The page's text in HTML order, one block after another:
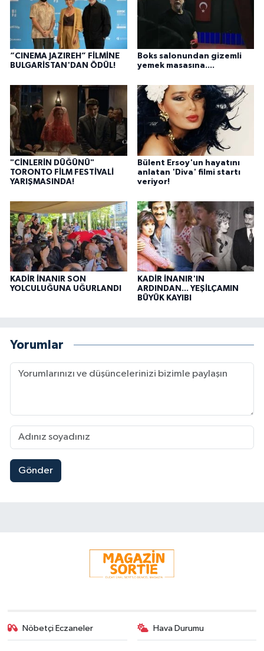
“CINEMA JAZIREH” FİLMİNE
BULGARİSTAN'DAN ÖDÜL!
Boks salonundan gizemli
yemek masasına....
"CİNLERİN DÜĞÜNÜ"
TORONTO FİLM FESTİVALİ
YARIŞMASINDA!
Bülent Ersoy'un hayatını
anlatan 'Diva' filmi startı
veriyor!
KADİR İNANIR SON
YOLCULUĞUNA UĞURLANDI
KADİR İNANIR'IN
ARDINDAN... YEŞİLÇAMIN
BÜYÜK KAYIBI
Yorumlar
Gönder
Nöbetçi Eczaneler Hava Durumu